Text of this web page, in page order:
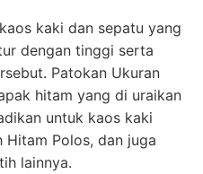
kaki dan sepatu yang
dengan tinggi serta
Patokan Ukuran
hitam yang di uraikan
untuk kaos kaki
Hitam Polos, dan juga
lainnya.